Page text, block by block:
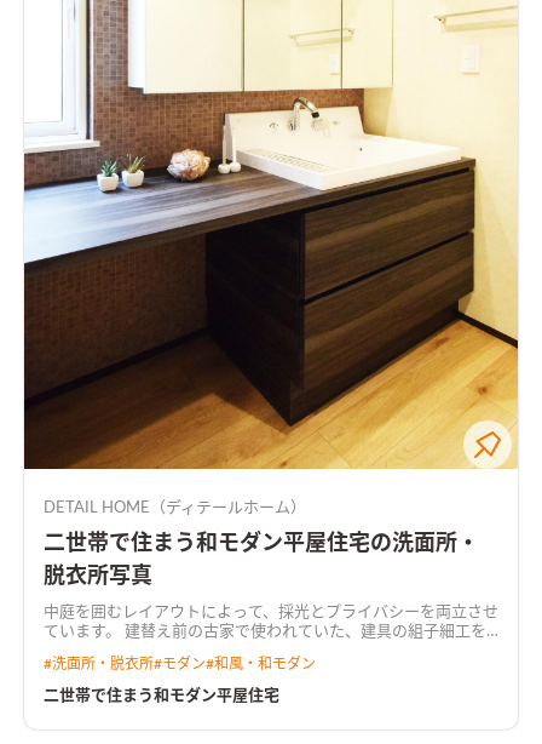
DETAIL HOME（ディテールホーム）
二世帯で住まう和モダン平屋住宅の洗面所・
脱衣所写真
中庭を囲むレイアウトによって、採光とプライバシーを両立させ
ています。 建替え前の古家で使われていた、建具の組子細工を
#洗面所・脱衣所#モダン#和風・和モダン
二世帯で住まう和モダン平屋住宅